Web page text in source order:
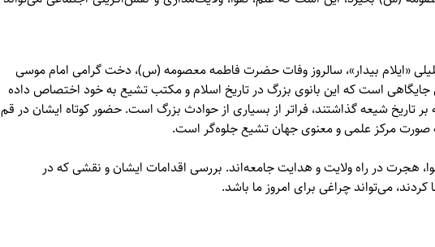
«ایلام بیدار»، سالروز وفات حضرت فاطمه معصومه (س)، دخت گرامی امام موسی
است که این بانوی بزرگ در تاریخ اسلام و مکتب تشیع به خود اختصاص داده
بر تاریخ شیعه گذاشتند، فراتر از بسیاری از حوادث بزرگ است. حضور کوتاه ایشان در قم
صورت مرکز علمی و معنوی جهان تشیع جلوه‌گر است.
هجرت در راه ولایت و هدایت جامعه‌اند. بررسی اقدامات ایشان و نقشی که در
می‌تواند چراغی برای امروز ما باشد.